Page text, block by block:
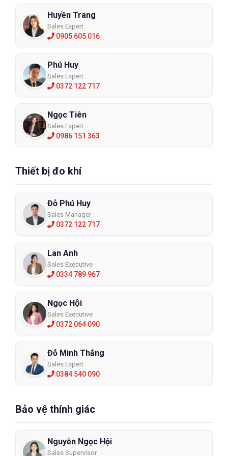
dơ bẩn nào không. Luôn đảm bảo mặt nạ sử dụng phải nguyên
vẹn, đặc biệt là phần tiếp xúc giữa mặt trùm và mặt người dùng
không bị mài mòn.
nếu không lưu ý, khi sử dụng sẽ không có tác dụng mà còn gây
nguy hiểm ngược lại. + Phần dây đeo mặt nạ phải còn nguyên
vẹn và còn độ đàn hồi tốt.
bị rạn nứt hay không. Đồng thời miếng đệm của bộ lọc phải nằm
đúng vị trí và được bảo quản trong điều kiện tốt nhất.
+ Mở nắp đật van thở ra để kiểm tra xem có bị vặn vẹo hay dơ
+ Kiểm tra kỹ phần kính của mặt nạ có bị nứt hay gãy không thì
hưởng đến tiến trình công việc.
+ Kiểm tra thời hạn sử dụng của bầu lọc để thay thế kịp thời.
từ từ thở ra nhẹ nhàng. Nếu thấy mặt nạ phòng lên và không có
khí thoát ra ngoài thì độ kín đảm bảo, vẫn còn sử dụng được.
là được. Sau khi chỉnh xong thì nên kiểm tra lại độ kín của mặt
nạ thêm lần nữa, nếu vẫn cảm nhận có khí thoát ra ngoài thì
nên thay sản phẩm mới để tránh ảnh hưởng khi làm việc.
phin lọc và hít thở ra nhẹ nhàng. Nếu thấy mặt nạ dính nhẹ vào
mặt của mình và không có khí thoát ra là chuẩn. Ngược lại, nếu
cảm nhận không khí tràn vào bên trong thì cần chỉnh lại phần
mới.
Xuyên suốt quá trình sử dụng, chiếc mặt nạ không phải lúc nào
cũng trong tình trạng tốt như ban đầu. Góp phần duy trì tuổi thọ
Huyền Trang
Sales Expert
0905 605 016
Phú Huy
Sales Expert
0372 122 717
Ngọc Tiên
Sales Expert
0986 151 363
Thiết bị đo khí
Đỗ Phú Huy
Sales Manager
0372 122 717
Lan Anh
Sales Executive
0334 789 967
Ngọc Hội
Sales Executive
0372 064 090
Đỗ Minh Thắng
Sales Expert
0384 540 090
Bảo vệ thính giác
Nguyễn Ngọc Hội
Sales Supervisor